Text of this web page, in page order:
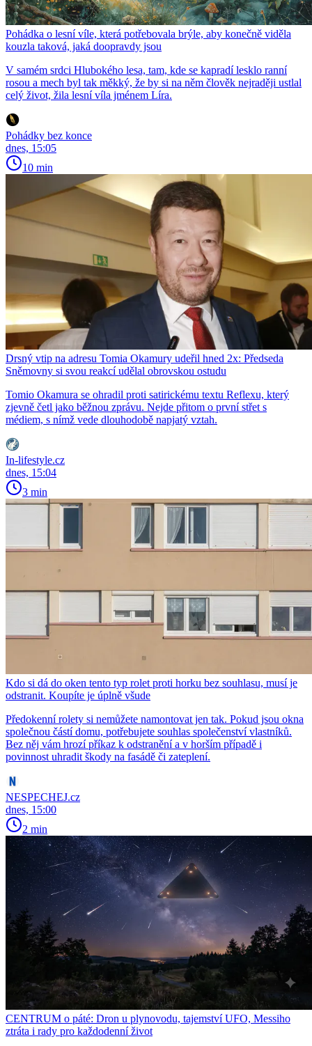
Pohádka o lesní víle, která potřebovala brýle, aby konečně viděla
kouzla taková, jaká doopravdy jsou
V samém srdci Hlubokého lesa, tam, kde se kapradí lesklo ranní
rosou a mech byl tak měkký, že by si na něm člověk nejraději ustlal
celý život, žila lesní víla jménem Líra.
Pohádky bez konce
dnes, 15:05
10 min
Drsný vtip na adresu Tomia Okamury udeřil hned 2x: Předseda
Sněmovny si svou reakcí udělal obrovskou ostudu
Tomio Okamura se ohradil proti satirickému textu Reflexu, který
zjevně četl jako běžnou zprávu. Nejde přitom o první střet s
médiem, s nímž vede dlouhodobě napjatý vztah.
In-lifestyle.cz
dnes, 15:04
3 min
Kdo si dá do oken tento typ rolet proti horku bez souhlasu, musí je
odstranit. Koupíte je úplně všude
Předokenní rolety si nemůžete namontovat jen tak. Pokud jsou okna
společnou částí domu, potřebujete souhlas společenství vlastníků.
Bez něj vám hrozí příkaz k odstranění a v horším případě i
povinnost uhradit škody na fasádě či zateplení.
NESPECHEJ.cz
dnes, 15:00
2 min
CENTRUM o páté: Dron u plynovodu, tajemství UFO, Messiho
ztráta i rady pro každodenní život